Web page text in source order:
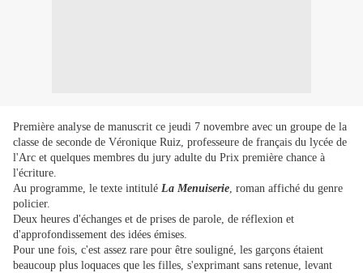
Première analyse de manuscrit ce jeudi 7 novembre avec un groupe de la
classe de seconde de Véronique Ruiz, professeure de français du lycée de
l'Arc et quelques membres du jury adulte du Prix première chance à
l'écriture.
Au programme, le texte intitulé La Menuiserie, roman affiché du genre
policier.
Deux heures d'échanges et de prises de parole, de réflexion et
d'approfondissement des idées émises.
Pour une fois, c'est assez rare pour être souligné, les garçons étaient
beaucoup plus loquaces que les filles, s'exprimant sans retenue, levant